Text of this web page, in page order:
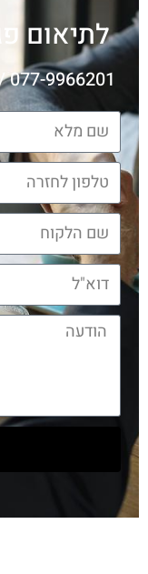
לתיאום
077-9966201
/